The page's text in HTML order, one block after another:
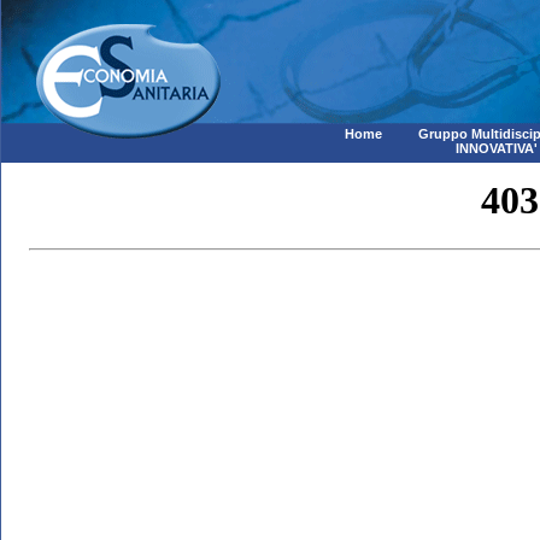
Home
Gruppo
INNOVATIVA'